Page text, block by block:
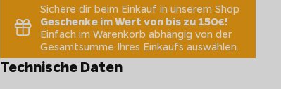
Sichere dir beim Einkauf in unserem Shop
Geschenke im Wert von bis zu 150€!
Einfach im Warenkorb abhängig von der
Gesamtsumme Ihres Einkaufs auswählen.
Technische Daten